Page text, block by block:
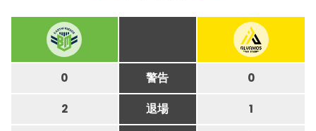
0 警告 0
2 退場 1